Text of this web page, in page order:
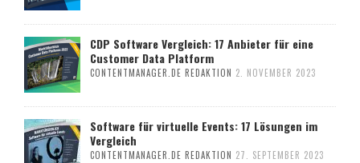
CDP Software Vergleich: 17 Anbieter für eine
Customer Data Platform
CONTENTMANAGER.DE REDAKTION 2. NOVEMBER 2023
Software für virtuelle Events: 17 Lösungen im
Vergleich
CONTENTMANAGER.DE REDAKTION 27. SEPTEMBER 2023